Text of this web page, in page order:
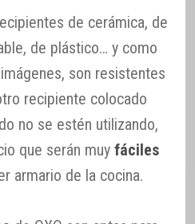
de cerámica, de
de plástico… y como
son resistentes
recipiente colocado
no se estén utilizando,
que serán muy fáciles
armario de la cocina.